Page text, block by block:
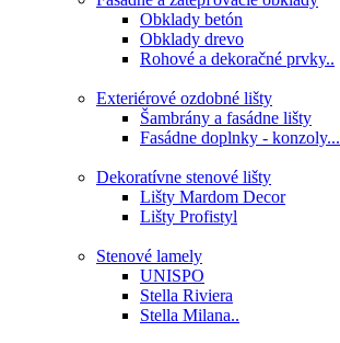
Obklady betón
Obklady drevo
Rohové a dekoračné prvky..
Exteriérové ozdobné lišty
Šambrány a fasádne lišty
Fasádne doplnky - konzoly...
Dekoratívne stenové lišty
Lišty Mardom Decor
Lišty Profistyl
Stenové lamely
UNISPO
Stella Riviera
Stella Milana..